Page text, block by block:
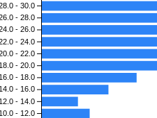
- 30.0
- 28.0
- 26.0
- 24.0
- 22.0
18.0 - 20.0
16.0 - 18.0
14.0 - 16.0
12.0 - 14.0
10.0 - 12.0